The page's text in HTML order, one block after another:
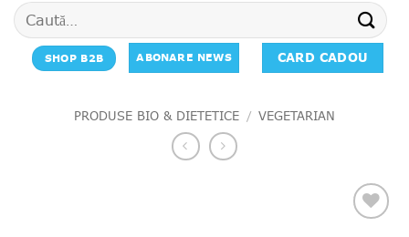
Caută
după:
SHOP B2B ABONARE NEWS CARD CADOU
PRODUSE BIO & DIETETICE / VEGETARIAN